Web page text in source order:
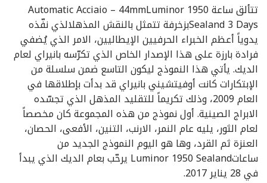
تتألق ساعة Automatic Acciaio – 44mmLuminor 1950
Sealand 3 Daysبزخرفة تتمثل بالنقش المذهلالذي نفّذه
يدوياً أعظم الخبراء الحرفيين الإيطاليين، الامر الذي يُضفي
فرادة بارزة على هذا الإصدار الخاص الذي تكرّسه بانيراي لعام
الديك. يأتي هذا النموذج ليكون التاسع ضمن سلسلة من
الإبتكارات كانت أوفيتشيني بانيراي قد بدأت بإطلاقها في
العام 2009، وذلك تكريماً للتقليد المذهل الذي تجسّده
الابراج الصينية. أول نموذج من هذه المجموعة كان مخصصاً
لعام الثور، يليه عام النمر، الارنب، التنين، الأفعى، الحصان،
العنزة ثم القرد، وها هو اليوم النموذج الجديد من
ساعاتLuminor 1950 Sealand يرحّب بعام الديك الذي يبدأ
في 28 يناير 2017.